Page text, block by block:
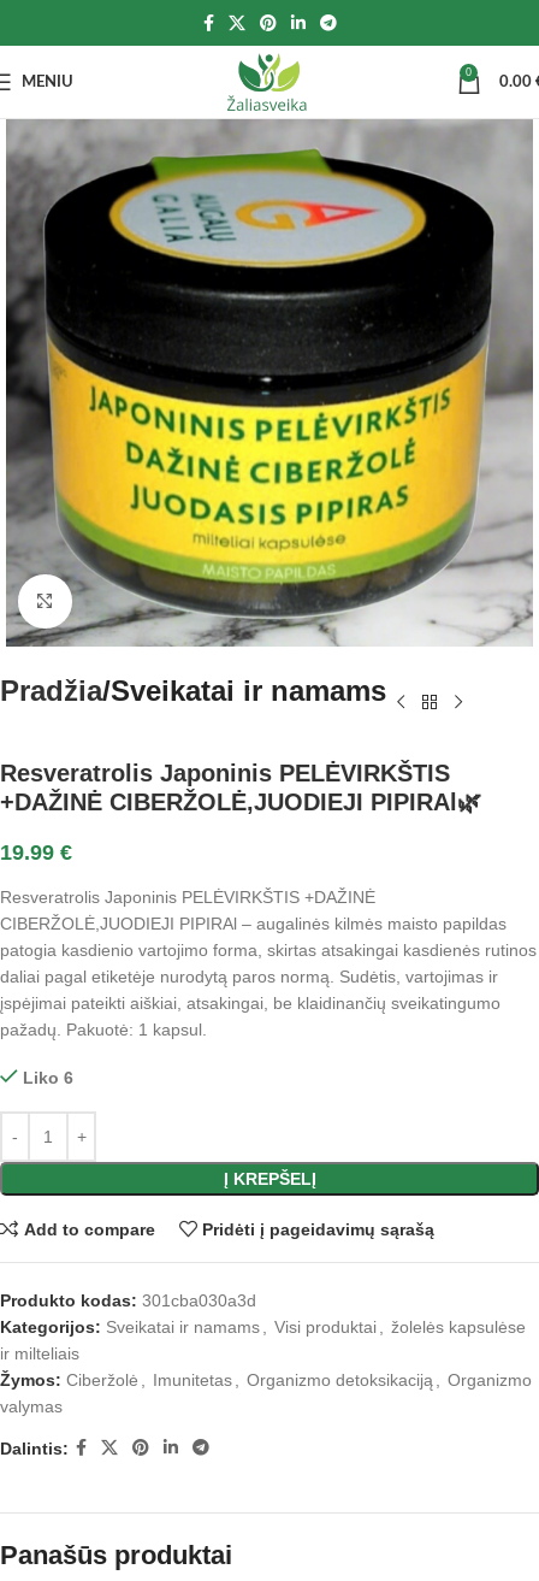
MENIU
0
0.00
Spustelėkite norėdami padidinti
Pradžia Sveikatai ir namams
Resveratrolis Japoninis PELĖVIRKŠTIS
+DAŽINĖ CIBERŽOLĖ,JUODIEJI PIPIRAl🌿
19.99 €
Resveratrolis Japoninis PELĖVIRKŠTIS +DAŽINĖ
CIBERŽOLĖ,JUODIEJI PIPIRAl – augalinės kilmės maisto papildas
patogia kasdienio vartojimo forma, skirtas atsakingai kasdienės rutinos
daliai pagal etiketėje nurodytą paros normą. Sudėtis, vartojimas ir
įspėjimai pateikti aiškiai, atsakingai, be klaidinančių sveikatingumo
pažadų. Pakuotė: 1 kapsul.
Liko 6
Į KREPŠELĮ
Add to compare Pridėti į pageidavimų sąrašą
Produkto kodas: 301cba030a3d
Kategorijos: Sveikatai ir namams Visi produktai
žolelės kapsulėse
ir milteliais
Žymos: Ciberžolė Imunitetas Organizmo detoksikaciją
Organizmo
valymas
Dalintis:
Panašūs produktai